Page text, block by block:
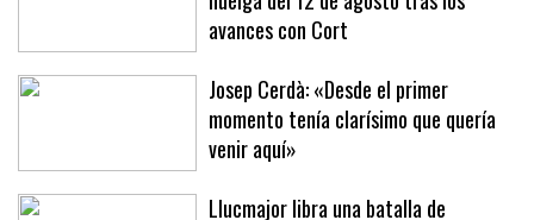
Los socorristas de Palma suspenden la
huelga del 12 de agosto tras los
avances con Cort
Josep Cerdà: «Desde el primer
momento tenía clarísimo que quería
venir aquí»